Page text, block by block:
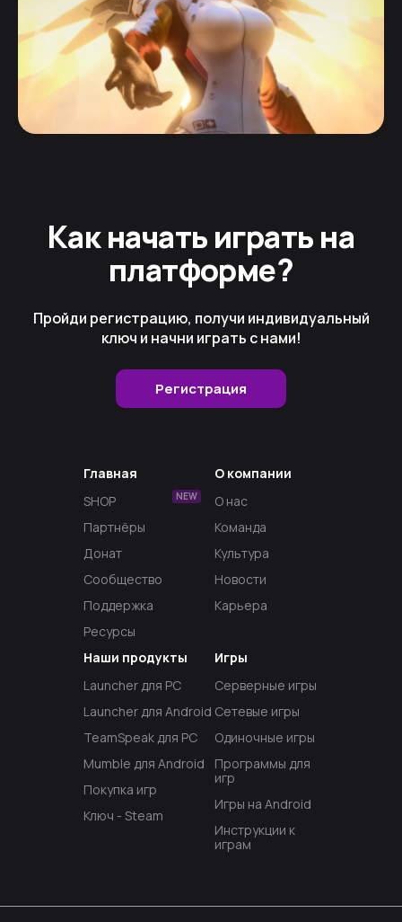
Как начать играть на
платформе?
Пройди регистрацию, получи индивидуальный
ключ и начни играть с нами!
Регистрация
Главная
SHOP
NEW
Партнёры
Донат
Сообщество
Поддержка
Ресурсы
Наши продукты
Launcher для PC
Launcher для Android
TeamSpeak для PC
Mumble для Android
Покупка игр
Ключ - Steam
Игры
Серверные игры
Сетевые игры
Одиночные игры
Программы для
игр
Игры на Android
Инструкции к
играм
О компании
О нас
Команда
Культура
Новости
Карьера